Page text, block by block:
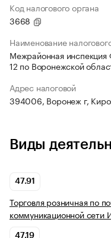
Код налогового органа
3668
Наименование
Межрайонная
12 по Воронежской
Адрес налоговой
394006, Воронеж г,
Виды
47.91
Торговля розничная по
коммуникационной сети
47.19